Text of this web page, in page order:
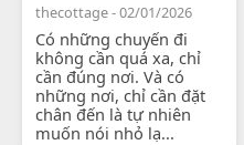
thecottage - 02/01/2026
Có những chuyến đi
không cần quá xa, chỉ
cần đúng nơi. Và có
những nơi, chỉ cần đặt
chân đến là tự nhiên
muốn nói nhỏ lạ...